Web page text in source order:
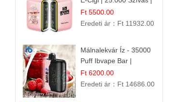
Rózsaszín Citrom Íz
Ft 5500.00
Eredeti ár： Ft 11932.00
Málnalekvár Íz - 35000
Puff Ibvape Bar |
Gazdag Gyümölcsös
Ízélmény!
Ft 6200.00
Eredeti ár： Ft 14686.00